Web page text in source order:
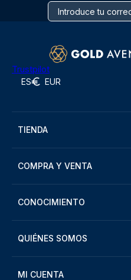
Trustpilot
ES EUR
TIENDA
COMPRA Y VENTA
CONOCIMIENTO
QUIÉNES SOMOS
MI CUENTA